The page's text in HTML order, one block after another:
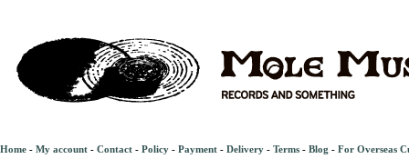
Home - My account - Contact - Policy - Payment - Delivery - Terms - Blog - For Overseas